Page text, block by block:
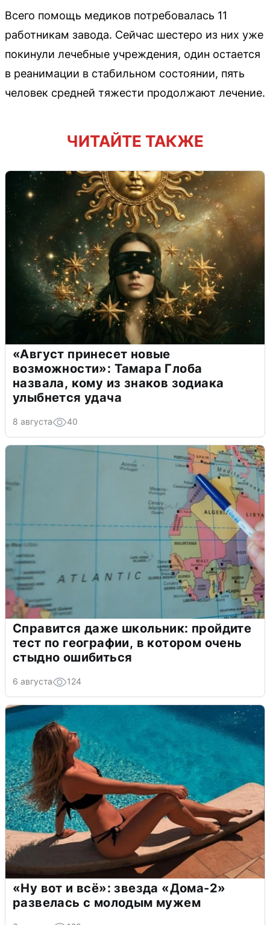
Всего помощь медиков потребовалась 11
работникам завода. Сейчас шестеро из них уже
покинули лечебные учреждения, один остается
в реанимации в стабильном состоянии, пять
человек средней тяжести продолжают лечение.
ЧИТАЙТЕ ТАКЖЕ
«Август принесет новые
возможности»: Тамара Глоба
назвала, кому из знаков зодиака
улыбнется удача
8 августа 40
Справится даже школьник: пройдите
тест по географии, в котором очень
стыдно ошибиться
6 августа 124
«Ну вот и всё»: звезда «Дома-2»
развелась с молодым мужем